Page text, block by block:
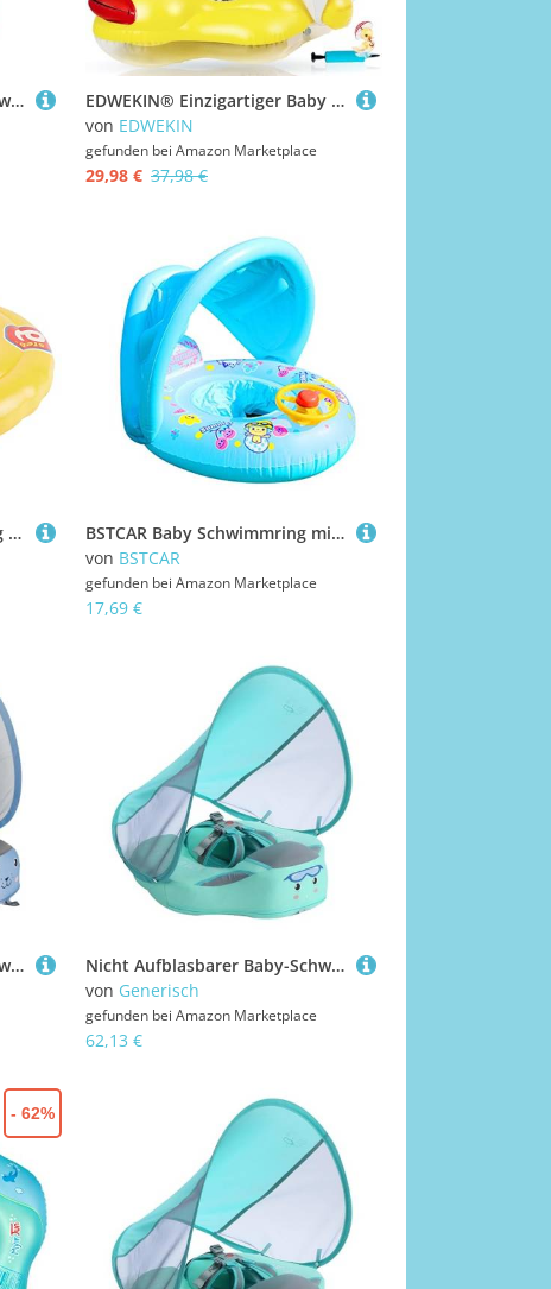
Nicht Aufblasbarer Baby-Schwimmring Mit Abnehmbarem Sonnendach LSF 50+, Solide Nicht Aufblasbarer Schwimmhilfe, Fester Bauchlage-Ring Für Baby-Schwimmtraining, Geeignet Für 3–24 Monate, 47x48x15cm
EDWEKIN® Einzigartiger Baby Schwimmtrainer mit abnehmbarem Sonnendach, Ente Schwimmring Baby, Baby Schwimmhilfe mit Sonnenschutz, Schwimmreifen für Babys, Kleinkinder, S
von EDWEKIN
gefunden bei Amazon Marketplace
29,98 € 37,98 €
Bieco 22032096 Schwimmring Baby Schwimmhilfe Gelb | Aufblasbar Baby Schwimmring ab 3 Monate | Baby-schwimmreifen | Pool Aufblasartikel | Baby Float | Babyschwimmreifen | Babyschwimmring | Kinder | Kleinkind
BSTCAR Baby Schwimmring mit Sitz und Sonnenschutz, Cartoon Lustig Lenkrad Schwimmring Aufblasbares Pool Spielzeug Schwimmtrainer Schwimmhilfe Spielzeug ab 1-4 Jahr
von BSTCAR
gefunden bei Amazon Marketplace
17,69 €
Nicht Aufblasbarer Baby-Schwimmring Mit Abnehmbarem Sonnendach LSF 50+, Solide Nicht Aufblasbarer Schwimmhilfe, Fester Bauchlage-Ring Für Baby-Schwimmtraining, Geeignet Für 3–24 Monate, 47x48x15cm
Nicht Aufblasbarer Baby-Schwimmring Mit Abnehmbarem Sonnendach LSF 50+, Solide Nicht Aufblasbarer Schwimmhilfe, Fester Bauchlage-Ring Für Baby-Schwimmtraining, Geeignet Für 3–24 Monate, 47x48x15cm
von Generisch
gefunden bei Amazon Marketplace
62,13 €
- 62%